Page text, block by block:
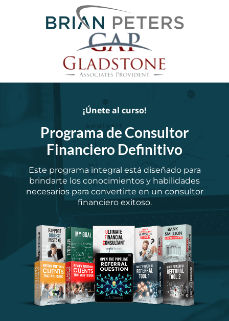
¡Únete al curso!
Programa de Consultor
Financiero Definitivo
Este programa integral está diseñado para
brindarte los conocimientos y habilidades
necesarios para convertirte en un consultor
financiero exitoso.